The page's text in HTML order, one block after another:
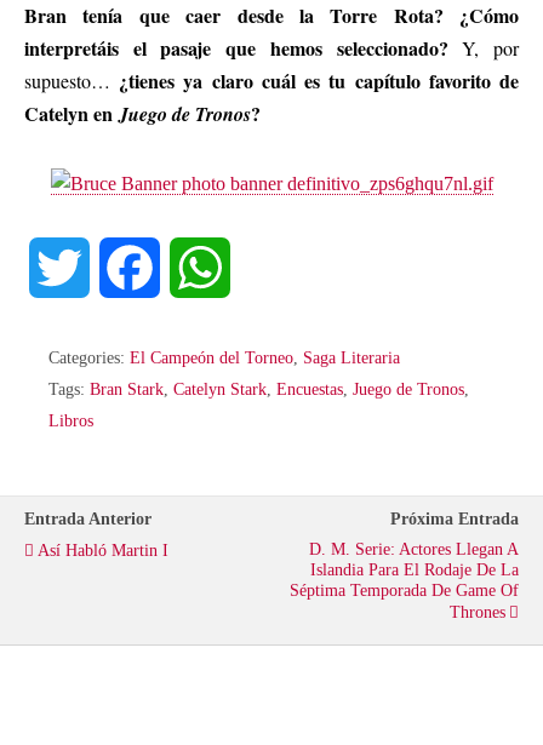
Bran tenía que caer desde la Torre Rota? ¿Cómo
interpretáis el pasaje que hemos seleccionado? Y, por
supuesto… ¿tienes ya claro cuál es tu capítulo favorito de
Catelyn enJuego de Tronos?
i
t
c a
Categories: El Campeón del Torneo, Saga Literaria
Tags: Bran Stark, Catelyn Stark, Encuestas, Juego de Tronos,
Libros
Entrada Anterior
Así Habló Martin I
Próxima Entrada
D. M. Serie: Actores Llegan A
Islandia Para El Rodaje De La
Séptima Temporada De Game Of
Thrones